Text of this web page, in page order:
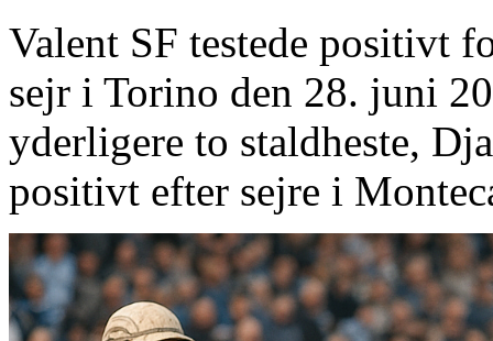
Valent SF testede positivt
sejr i Torino den 28. juni
yderligere to staldheste,
positivt efter sejre i